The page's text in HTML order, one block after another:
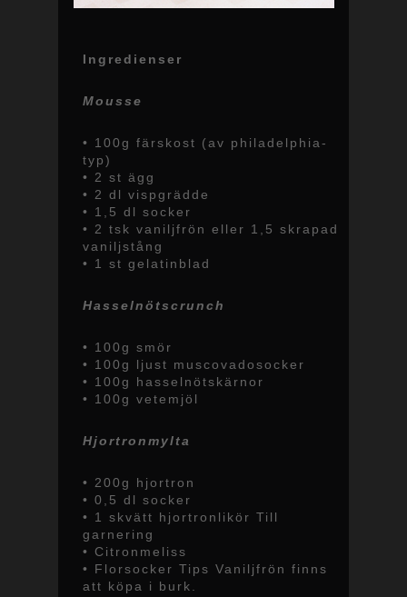
Ingredienser
Mousse
• 100g färskost (av philadelphia-
typ)
• 2 st ägg
• 2 dl vispgrädde
• 1,5 dl socker
• 2 tsk vaniljfrön eller 1,5 skrapad
vaniljstång
• 1 st gelatinblad
Hasselnötscrunch
• 100g smör
• 100g ljust muscovadosocker
• 100g hasselnötskärnor
• 100g vetemjöl
Hjortronmylta
• 200g hjortron
• 0,5 dl socker
• 1 skvätt hjortronlikör Till
garnering
• Citronmeliss
• Florsocker Tips Vaniljfrön finns
att köpa i burk.